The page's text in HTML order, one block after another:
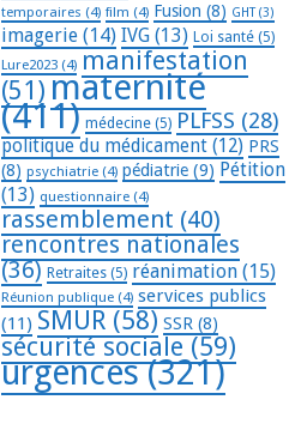
temporaires (4) film (4) Fusion (8) GHT(3)
imagerie (14) IVG (13) Loi santé (5)
Lure2023 (4) manifestation
(51) maternité
(411) médecine (5) PLFSS (28)
politique du médicament (12) PRS
(8) psychiatrie (4) pédiatrie (9) Pétition
(13) questionnaire (4)
rassemblement (40)
rencontres nationales
(36) Retraites (5) réanimation (15)
Réunion publique (4) services publics
(11) SMUR (58) SSR (8)
sécurité sociale (59)
urgences(321)